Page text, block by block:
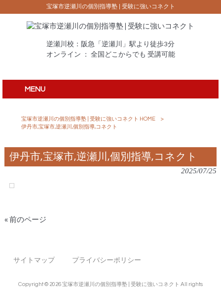
宝塚市逆瀬川の個別指導塾 | 受験に強いコネクト
逆瀬川校：阪急「逆瀬川」駅より徒歩3分
オンライン ： 全国どこからでも 受講可能
MENU
宝塚市逆瀬川の個別指導塾 | 受験に強いコネクト HOME
>
伊丹市,宝塚市,逆瀬川,個別指導,コネクト
伊丹市,宝塚市,逆瀬川,個別指導,コネクト
2025/07/25
« 前のページ
サイトマップ プライバシーポリシー
Copyright © 2026 宝塚市逆瀬川の個別指導塾 | 受験に強いコネクト All rights